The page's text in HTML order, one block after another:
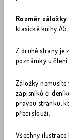
Rozměr záložky
klasické knihy A5.
Z druhé strany je
poznámky u čtení
Záložky
zápisníků či
pravou stránku,
přeci slouží.
Všechny